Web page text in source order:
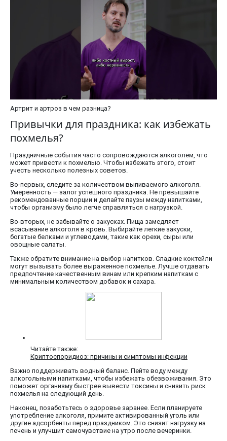
Артрит и артроз в чем разница?
Привычки для праздника: как избежать
похмелья?
Праздничные события часто сопровождаются алкоголем, что
может привести к похмелью. Чтобы избежать этого, стоит
учесть несколько полезных советов.
Во-первых, следите за количеством выпиваемого алкоголя.
Умеренность — залог успешного праздника. Не превышайте
рекомендованные порции и делайте паузы между напитками,
чтобы организму было легче справляться с нагрузкой.
Во-вторых, не забывайте о закусках. Пища замедляет
всасывание алкоголя в кровь. Выбирайте легкие закуски,
богатые белками и углеводами, такие как орехи, сыры или
овощные салаты.
Также обратите внимание на выбор напитков. Сладкие коктейли
могут вызывать более выраженное похмелье. Лучше отдавать
предпочтение качественным винам или крепким напиткам с
минимальным количеством добавок и сахара.
Читайте также:
Криптоспоридиоз: причины и симптомы инфекции
Важно поддерживать водный баланс. Пейте воду между
алкогольными напитками, чтобы избежать обезвоживания. Это
поможет организму быстрее вывести токсины и снизить риск
похмелья на следующий день.
Наконец, позаботьтесь о здоровье заранее. Если планируете
употребление алкоголя, примите активированный уголь или
другие адсорбенты перед праздником. Это снизит нагрузку на
печень и улучшит самочувствие на утро после вечеринки.